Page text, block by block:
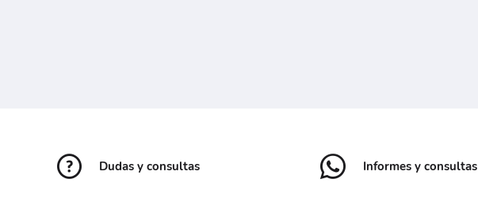
Dudas y consultas Informes y consultas